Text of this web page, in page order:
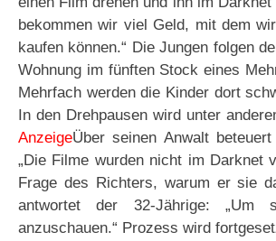
bekommen wir viel Geld, mit dem
kaufen können.“ Die Jungen folgen
Wohnung im fünften Stock eines
Mehrfach werden die Kinder dort
In den Drehpausen wird unter
AnzeigeÜber seinen Anwalt
„Die Filme wurden nicht im Darknet
Frage des Richters, warum er sie
antwortet der 32-Jährige: „Um
anzuschauen.“ Prozess wird